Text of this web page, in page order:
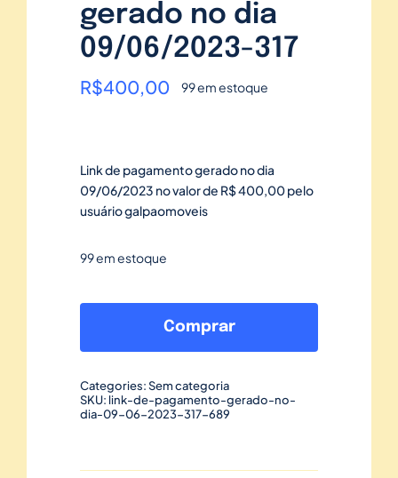
gerado no dia
09/06/2023-317
R$400,00 99 em estoque
Link de pagamento gerado no dia
09/06/2023 no valor de R$ 400,00 pelo
usuário galpaomoveis
99 em estoque
de
no
dia
Comprar
Categories:Sem categoria
SKU: link-de-pagamento-gerado-no-
dia-09-06-2023-317-689